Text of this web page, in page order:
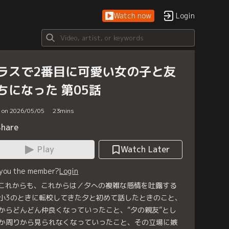
Watch now Login
スで2番目に可愛い女の子と友
になった 第05話
2026/05/05 23mins
Play
Watch Later
the member?Login
れからも、これからは／夕への複雑な感情を吐露する
3のときに転校してきた夕と初めて話したときのこと、
らどんどん仲良くなっていったこと、“夕の親友”とし
周りから見られなくなっていったこと、その立場に嫉